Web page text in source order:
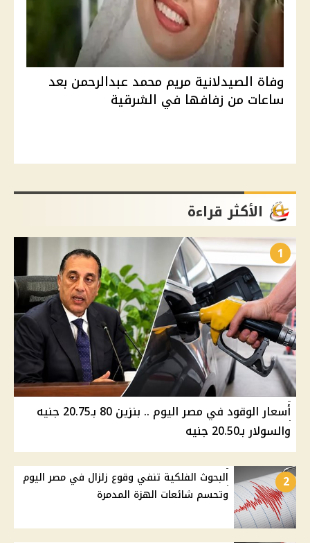
وفاة الصيدلانية مريم محمد عبدالرحمن بعد
ساعات من زفافها في الشرقية
الأكثر قراءة
1
أسعار الوقود في مصر اليوم .. بنزين 80 بـ20.75 جنيه
والسولار بـ20.50 جنيه
2
البحوث الفلكية تنفي وقوع زلزال في مصر اليوم
وتحسم شائعات الهزة المدمرة